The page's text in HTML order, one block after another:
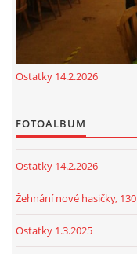
Ostatky 14.2.2026
FOTOALBUM
Ostatky 14.2.2026
Žehnání nové hasičky,
Ostatky 1.3.2025